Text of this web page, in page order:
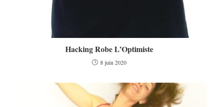
Hacking Robe L’Optimiste
8 juin 2020